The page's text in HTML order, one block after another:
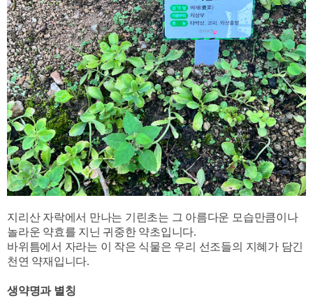
지리산 자락에서 만나는 기린초는 그 아름다운 모습만큼이나
놀라운 약효를 지닌 귀중한 약초입니다.
바위틈에서 자라는 이 작은 식물은 우리 선조들의 지혜가 담긴
천연 약재입니다.
생약명과 별칭